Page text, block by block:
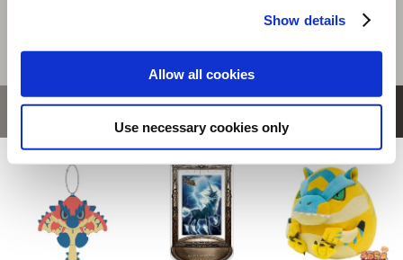
Show details
Allow all cookies
Use necessary cookies only
おすすめ商品